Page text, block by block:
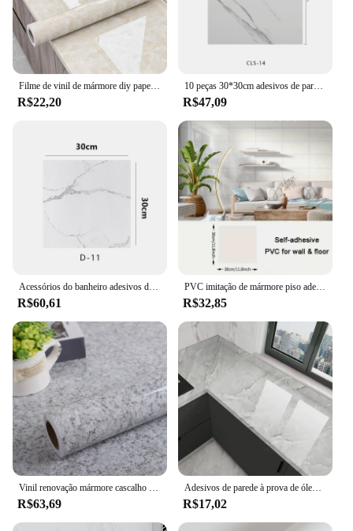
R$22,20
10 peças 30*30cm adesivos de parede autoadesivos anti-telha, adesivos de piso de banheiro de mármore, quarto de pvc à prova d'água e parede de sala de estar
R$47,09
R$60,61
PVC imitação de mármore piso adesivos, decalques de parede auto-adesivos, impermeável, banheiro, sala de estar, Moden, 10pcs
R$32,85
R$63,69
Adesivos de parede à prova de óleo grosso Papel de parede impermeável autoadesivo de mármore Papel de contato removível para decoração do banheiro
R$17,02